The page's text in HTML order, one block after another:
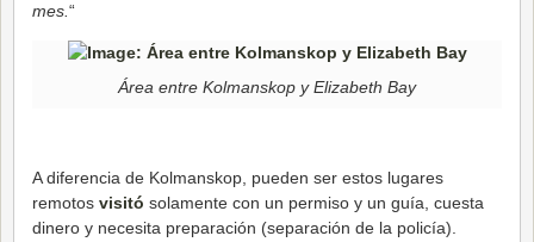
mes. “
Área entre Kolmanskop y Elizabeth Bay
A diferencia de Kolmanskop, pueden ser estos lugares
remotos visitó solamente con un permiso y un guía, cuesta
dinero y necesita preparación (separación de la policía).